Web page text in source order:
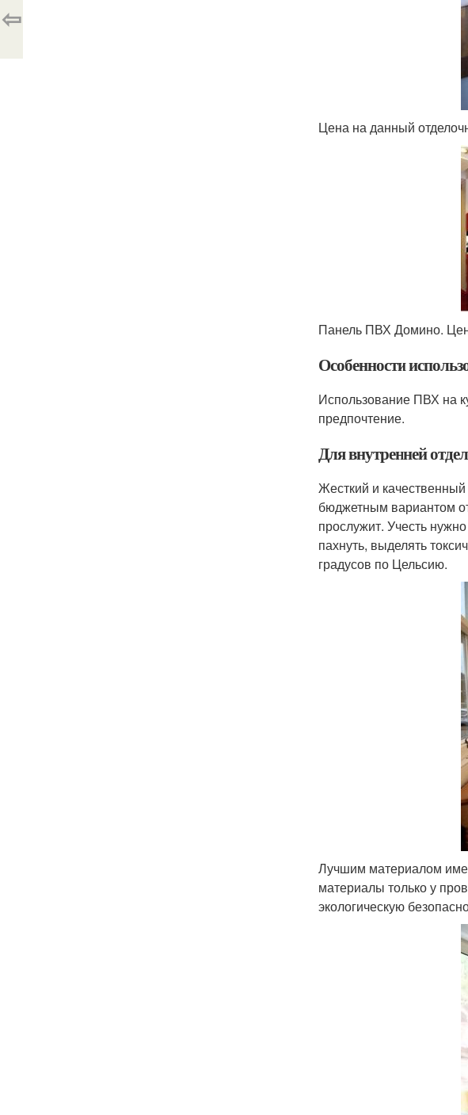
Цена на данный
Панель ПВХ Домино.
Особенности
Использование ПВХ на
предпочтение.
Для внутренней
Жесткий и
бюджетным вариантом
прослужит. Учесть
пахнуть, выделять
градусов по Цельсию.
Лучшим материалом
материалы только у
экологическую
⇦